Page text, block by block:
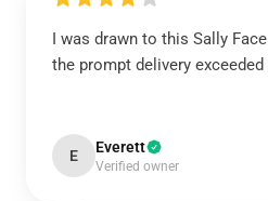
I was drawn to this Sally Face
the prompt delivery
E Everett
Verified owner